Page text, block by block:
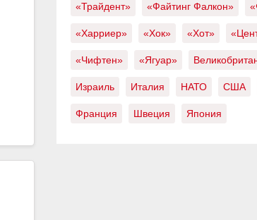
«Трайдент» «Файтинг Фалкон»
«Харриер» «Хок» «Хот»
«Чифтен» «Ягуар»
Израиль Италия НАТО США
Франция Швеция Япония